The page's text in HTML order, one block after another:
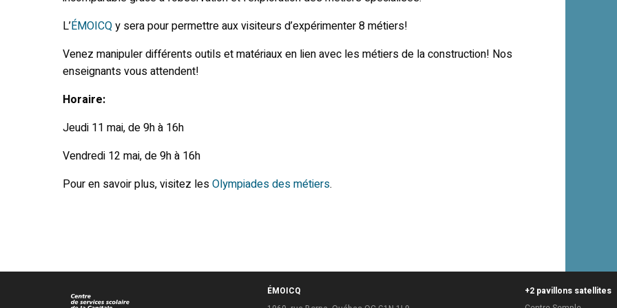
L’ÉMOICQy sera pour permettre aux visiteurs d’expérimenter 8 métiers!
Venez manipuler différents outils et matériaux en lien avec les métiers de la construction! Nos
enseignants vous attendent!
Horaire:
Jeudi 11 mai, de 9h à 16h
Vendredi 12 mai, de 9h à 16h
Pour en savoir plus, visitez lesOlympiades des métiers.
ÉMOICQ
+2 pavillons satellites